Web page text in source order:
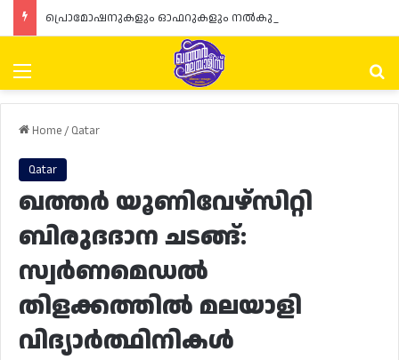
Menu
Home/ Qatar
Qatar
ഖത്തർ യൂണിവേഴ്സിറ്റി
ബിരുദദാന ചടങ്ങ്:
സ്വർണമെഡൽ
തിളക്കത്തിൽ മലയാളി
വിദ്യാർത്ഥിനികൾ